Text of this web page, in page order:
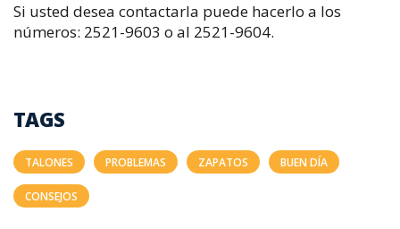
Si usted desea contactarla puede hacerlo a los
números: 2521-9603 o al 2521-9604.
TAGS
TALONES PROBLEMAS ZAPATOS BUEN DÍA
CONSEJOS